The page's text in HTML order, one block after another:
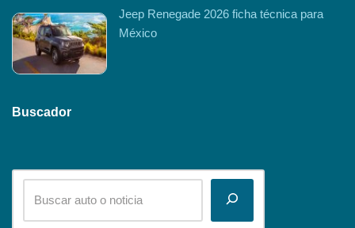
Jeep Renegade 2026 ficha técnica para
México
Buscador